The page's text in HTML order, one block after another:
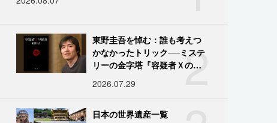
2
東野圭吾を悼む：誰も考えつ
かなかったトリック──ミステ
リーの金字塔『容疑者Ｘの献
2026.07.29
日本の世界遺産一覧